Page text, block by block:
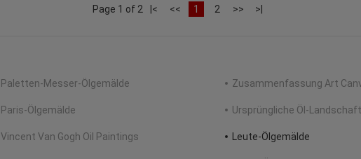
Page 1 of 2 |< << 1 2 >> >|
Paletten-Messer-Ölgemälde Zusammenfassung Art
Paris-Ölgemälde Ursprüngliche Öl-
Vincent Van Gogh Oil Paintings Leute-Ölgemälde